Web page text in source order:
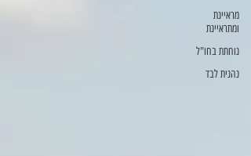
מראיינת
ומתראיינת
נוחתת בחו"ל
נהנית לבד